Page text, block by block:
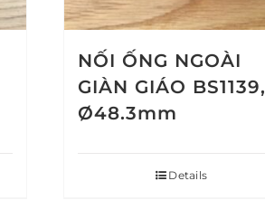
NỐI ỐNG NGOÀI
GIÀN GIÁO BS1139,
Ø48.3mm
Details